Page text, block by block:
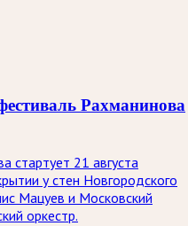
Рахманинова
стартует 21 августа
у стен Новгородского
Мацуев и Московский
оркестр.